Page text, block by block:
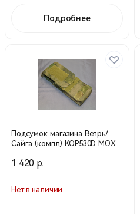
Подробнее
Подсумок магазина Вепрь/
Сайга (компл) КОР530D МОХ
1 420 р.
Нет в наличии